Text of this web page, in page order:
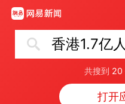
共搜到 20
打开